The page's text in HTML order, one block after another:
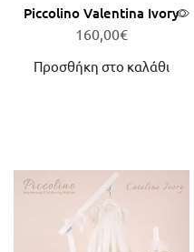
Piccolino Valentina Ivory
160,00€
Προσθήκη στο καλάθι